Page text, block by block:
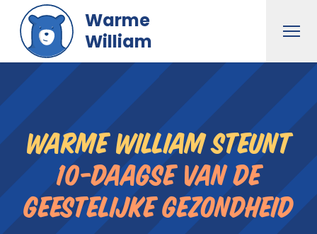
Naar hoofdinhoud gaan
Warme
William
Warme William steunt
10-daagse van de
Geestelijke Gezondheid